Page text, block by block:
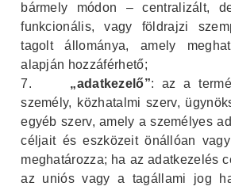
bármely módon – centralizált,
funkcionális, vagy földrajzi
tagolt állománya, amely
alapján hozzáférhető;
7.
„adatkezelő”: az a
személy, közhatalmi szerv,
egyéb szerv, amely a személyes
céljait és eszközeit önállóan
meghatározza; ha az adatkezelés
az uniós vagy a tagállami jog